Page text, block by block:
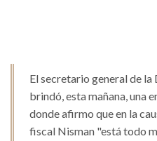
El secretario general de
brindó, esta mañana, una
donde afirmo que en la
fiscal Nisman "está todo